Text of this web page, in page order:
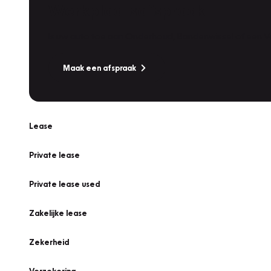
Maak een afspraak
Lease
Private lease
Private lease used
Zakelijke lease
Zekerheid